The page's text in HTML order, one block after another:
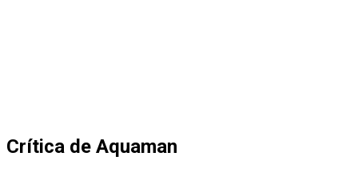
Crítica de Aquaman